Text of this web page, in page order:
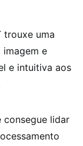
trouxe uma
e
e intuitiva aos
consegue lidar